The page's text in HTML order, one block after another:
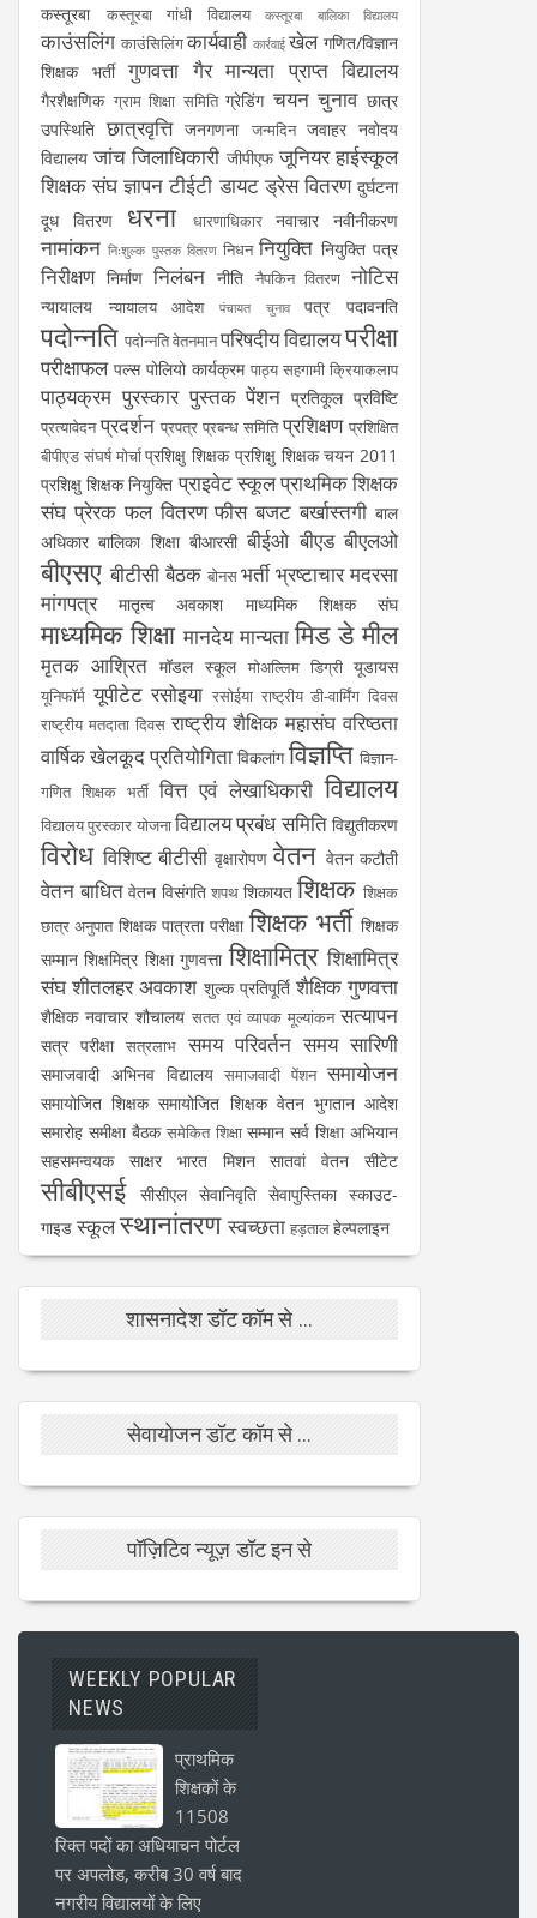
कस्तूरबा
कस्तूरबा गांधी विद्यालय कस्तूरबा बालिका विद्यालय
काउंसलिंग काउंसिलिंग कार्यवाही कार्रवाई खेल गणित/विज्ञान
शिक्षक भर्ती
गुणवत्ता गैर मान्यता प्राप्त विद्यालय
गैरशैक्षणिक ग्राम शिक्षा समिति ग्रेडिंग चयन चुनाव छात्र
उपस्थिति छात्रवृत्ति जनगणना जन्मदिन जवाहर नवोदय
विद्यालय जांच जिलाधिकारी जीपीएफ जूनियर हाईस्कूल
शिक्षक संघ ज्ञापन टीईटी डायट ड्रेस वितरण दुर्घटना
दूध वितरण
धरना धारणाधिकार नवाचार नवीनीकरण
नामांकन निःशुल्क पुस्तक वितरण निधन नियुक्ति नियुक्ति पत्र
निरीक्षण निर्माण निलंबन नीति नैपकिन वितरण नोटिस
न्यायालय न्यायालय आदेश पंचायत चुनाव पत्र पदावनति
पदोन्नति पदोन्नति वेतनमानपरिषदीय विद्यालयपरीक्षा
परीक्षाफल पल्स पोलियो कार्यक्रम पाठ्य सहगामी क्रियाकलाप
पाठ्यक्रम पुरस्कार पुस्तक पेंशन प्रतिकूल प्रविष्टि
प्रत्यावेदन प्रदर्शन प्रपत्र प्रबन्ध समिति प्रशिक्षण प्रशिक्षित
बीपीएड संघर्ष मोर्चा प्रशिक्षु शिक्षक प्रशिक्षु शिक्षक चयन 2011
प्रशिक्षु शिक्षक नियुक्ति प्राइवेट स्कूलप्राथमिक शिक्षक
संघ प्रेरक फल वितरण फीस बजट बर्खास्तगी बाल
अधिकार बालिका शिक्षा बीआरसी बीईओ बीएड बीएलओ
बीएसए बीटीसी बैठक बोनस भर्ती भ्रष्टाचार मदरसा
मांगपत्र
मातृत्व अवकाश माध्यमिक शिक्षक संघ
माध्यमिक शिक्षा मानदेय मान्यता मिड डे मील
मृतक आश्रित मॉडल स्कूल मोअल्लिम डिग्री यूडायस
यूनिफॉर्म यूपीटेट रसोइया रसोईया राष्ट्रीय डी-वार्मिंग दिवस
राष्ट्रीय मतदाता दिवस राष्ट्रीय शैक्षिक महासंघ वरिष्ठता
वार्षिक खेलकूद प्रतियोगिता विकलांग विज्ञप्ति विज्ञान-
गणित शिक्षक भर्ती वित्त एवं लेखाधिकारी विद्यालय
विद्यालय पुरस्कार योजनाविद्यालय प्रबंध समिति विद्युतीकरण
विरोध विशिष्ट बीटीसी वृक्षारोपण वेतन वेतन कटौती
वेतन बाधित वेतन विसंगति शपथ शिकायत शिक्षक शिक्षक
छात्र अनुपात शिक्षक पात्रता परीक्षा शिक्षक भर्ती शिक्षक
सम्मान शिक्षमित्र शिक्षा गुणवत्ता शिक्षामित्र शिक्षामित्र
संघ शीतलहर अवकाश शुल्क प्रतिपूर्ति शैक्षिक गुणवत्ता
शैक्षिक नवाचार शौचालय सतत एवं व्यापक मूल्यांकन सत्यापन
सत्र परीक्षा सत्रलाभ समय परिवर्तन समय सारिणी
समाजवादी अभिनव विद्यालय समाजवादी पेंशन समायोजन
समायोजित शिक्षक समायोजित शिक्षक वेतन भुगतान आदेश
समारोह समीक्षा बैठक समेकित शिक्षा सम्मान सर्व शिक्षा अभियान
सहसमन्वयक
साक्षर भारत मिशन सातवां वेतन सीटेट
सीबीएसई सीसीएल सेवानिवृति सेवापुस्तिका स्काउट-
गाइड स्कूलस्थानांतरण स्वच्छता हड़तालहेल्पलाइन
शासनादेश डॉट कॉम से ...
सेवायोजन डॉट कॉम से ...
पॉज़िटिव न्यूज़ डॉट इन से
WEEKLY POPULAR
NEWS
प्राथमिक
शिक्षकों के
11508
रिक्त पदों का अधियाचन पोर्टल
पर अपलोड, करीब 30 वर्ष बाद
नगरीय विद्यालयों के लिए